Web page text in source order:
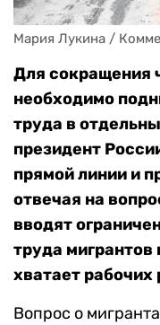
Мария Лукина /
Для сокращения
необходимо
труда в
президент
прямой линии и
отвечая на
вводят
труда мигрантов
хватает рабочих
Вопрос о